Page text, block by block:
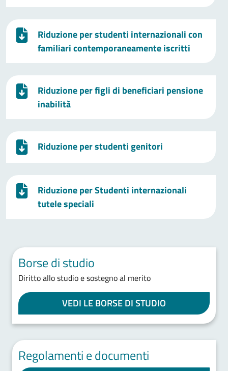
Riduzione per studenti internazionali con
familiari contemporaneamente iscritti
Riduzione per figli di beneficiari pensione
inabilità
Riduzione per studenti genitori
Riduzione per Studenti internazionali
tutele speciali
Borse di studio
Diritto allo studio e sostegno al merito
VEDI LE BORSE DI STUDIO
Regolamenti e documenti